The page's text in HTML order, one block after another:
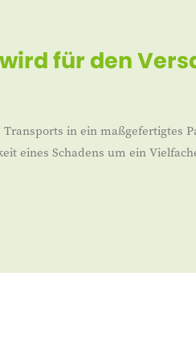
für den
in ein maßgefertigtes
eines Schadens um ein